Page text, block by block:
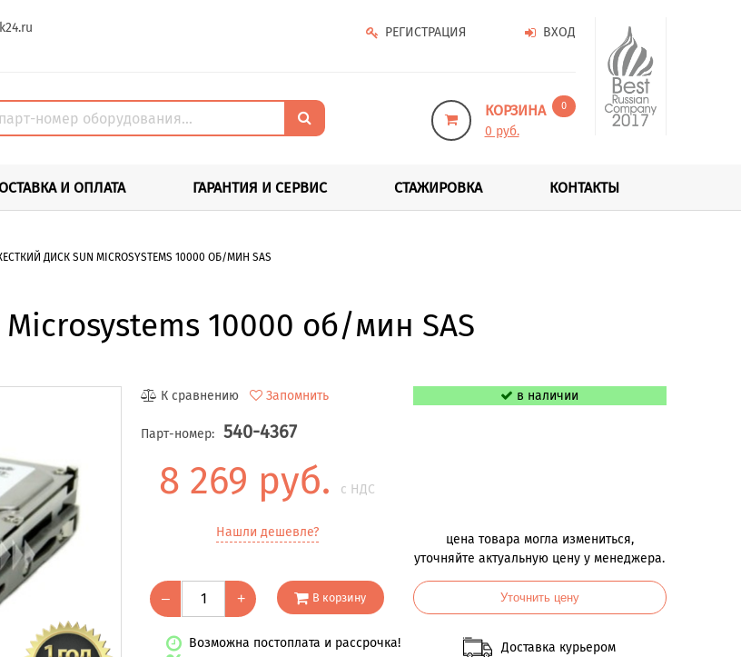
ВХОД
РЕГИСТРАЦИЯ
КОРЗИНА 0
0 руб.
И ОПЛАТА ГАРАНТИЯ И СЕРВИС СТАЖИРОВКА КОНТАКТЫ
ДИСК SUN MICROSYSTEMS 10000 ОБ/МИН SAS
10000 об/мин SAS
К сравнению Запомнить
Парт-номер: 540-4367
8 269 руб. с НДС
Нашли дешевле?
– + В корзину
Возможна постоплата и рассрочка!
в наличии
цена товара могла измениться,
уточняйте актуальную цену у менеджера.
Уточнить цену
Доставка курьером